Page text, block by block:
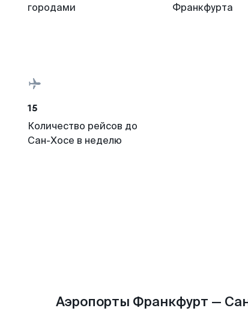
городами
Франкфурта
15
Количество рейсов до
Сан-Хосе в неделю
Аэропорты Франкфурт —